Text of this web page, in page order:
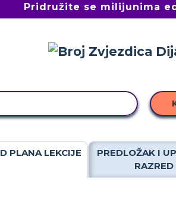
Pridružite se milijunima
PLANA LEKCIJE
PREDLOŽAK I
RAZRED